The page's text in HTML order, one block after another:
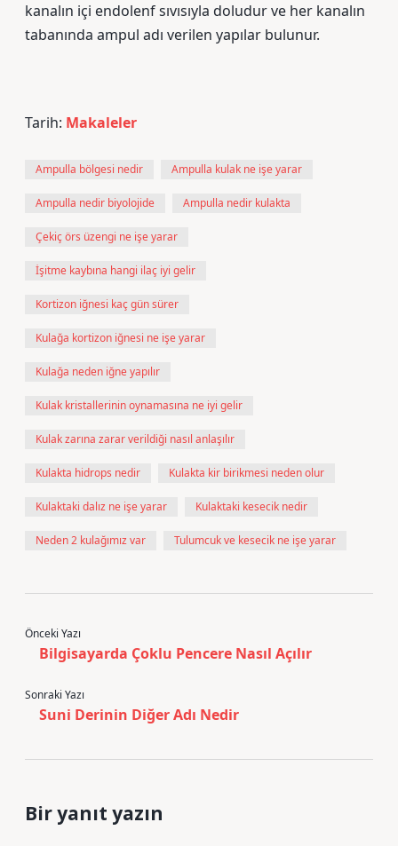
kanalın içi endolenf sıvısıyla doludur ve her kanalın
tabanında ampul adı verilen yapılar bulunur.
Tarih: Makaleler
Ampulla bölgesi nedir Ampulla kulak ne işe yarar
Ampulla nedir biyolojide Ampulla nedir kulakta
Çekiç örs üzengi ne işe yarar
İşitme kaybına hangi ilaç iyi gelir
Kortizon iğnesi kaç gün sürer
Kulağa kortizon iğnesi ne işe yarar
Kulağa neden iğne yapılır
Kulak kristallerinin oynamasına ne iyi gelir
Kulak zarına zarar verildiği nasıl anlaşılır
Kulakta hidrops nedir Kulakta kir birikmesi neden olur
Kulaktaki dalız ne işe yarar Kulaktaki kesecik nedir
Neden 2 kulağımız var Tulumcuk ve kesecik ne işe yarar
Önceki Yazı
Bilgisayarda Çoklu Pencere Nasıl Açılır
Sonraki Yazı
Suni Derinin Diğer Adı Nedir
Bir yanıt yazın